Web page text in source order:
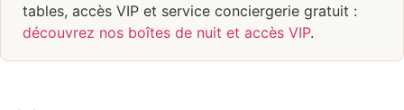
tables, accès VIP et service conciergerie gratuit :
découvrez nos boîtes de nuit et accès VIP.